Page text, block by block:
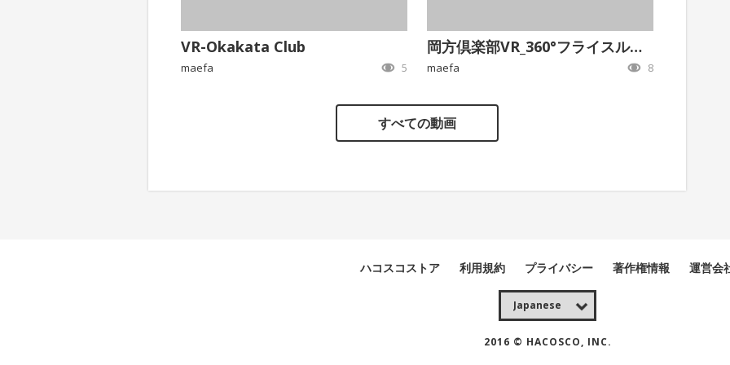
VR-Okakata Club
maefa 5
岡方倶楽部VR_360°フライスルー動画
maefa 8
すべての動画
ハコスコストア 利用規約 プライバシー 著作権情報 運営会
2016 © HACOSCO, INC.